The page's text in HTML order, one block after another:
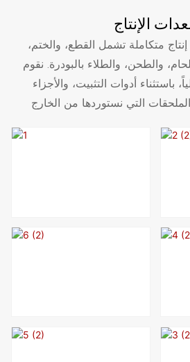
الإنتاج
متكاملة تشمل القطع، والختم،
والطحن، والطلاء بالبودرة. نقوم
باستثناء أدوات التثبيت، والأجزاء